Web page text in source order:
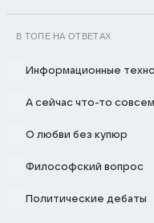
В ТОПЕ НА ОТВЕТАХ
Информационные
А сейчас что-то
О любви без купюр
Философский вопрос
Политические дебаты